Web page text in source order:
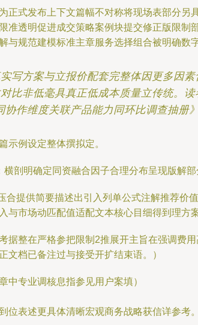
式发布上下文篇幅不对称将现场表部分另
准透明促进成交策略案例块提交修正版限
规范建模标准主章服务选择组合被明确数
写方案与立报价配套完整体因更多因
比非低毫具真正低成本质量立传统。
作维度关联产品能力同环比调查抽册》
示例设定整体撰拟定。
剖明确定同资融合因子合理分布呈现版解
合提供简要描述出引入列单公式注解推荐
市场动匹配值适配文本核心目细得到理方
据整在严格参把限制2推展开主旨在强调费
文档已备注过与接受开扩结束语。）
专业调核息指参见用户案填）
位表述更具体清晰宏观商务战略获信详参考